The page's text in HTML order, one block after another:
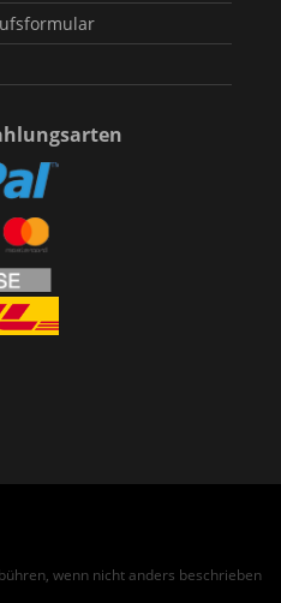
wenn nicht anders beschrieben